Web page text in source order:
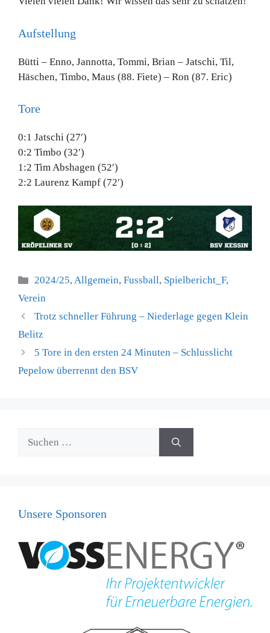
Aufstellung
Bütti – Enno, Jannotta, Tommi, Brian – Jatschi, Til,
Häschen, Timbo, Maus (88. Fiete) – Ron (87. Eric)
Tore
0:1 Jatschi (27′)
0:2 Timbo (32′)
1:2 Tim Abshagen (52′)
2:2 Laurenz Kampf (72′)
Kategorien
2024/25,Allgemein,Fussball, Spielbericht_F,
Verein
Trotz schneller Führung – Niederlage gegen Klein
Belitz
5 Tore in den ersten 24 Minuten – Schlusslicht
Pepelow überrennt den BSV
Unsere Sponsoren